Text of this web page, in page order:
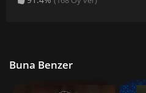
Buna Benzer